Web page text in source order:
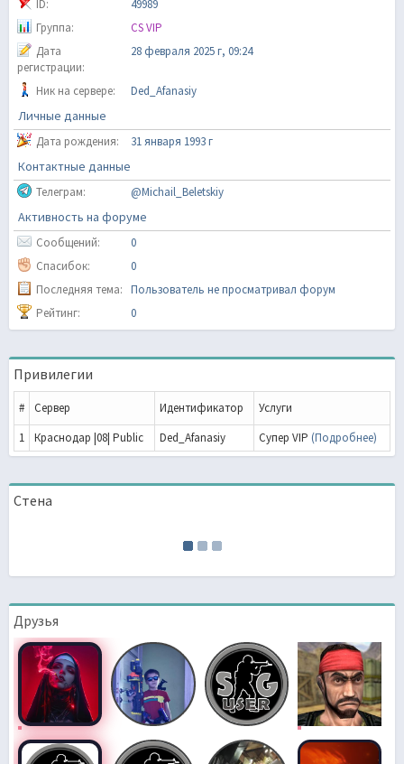
ID:
49989
Группа:
CS VIP
Дата
регистрации:
28 февраля 2025 г, 09:24
Ник на сервере: Ded_Afanasiy
Личные данные
Дата рождения: 31 января 1993 г
Контактные данные
Телеграм: @Michail_Beletskiy
Активность на форуме
Сообщений:
0
Спасибок:
0
Последняя тема: Пользователь не просматривал форум
Рейтинг:
0
Привилегии
# Сервер Идентификатор
Услуги
1
Краснодар |08| Public Ded_Afanasiy Супер VIP (Подробнее)
Стена
Друзья